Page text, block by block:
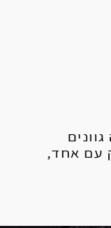
עם אחד,